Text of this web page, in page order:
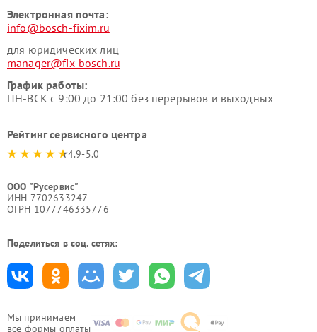
Мы принимаем
все формы оплаты
Электронная почта:
info@bosch-fixim.ru
для юридических лиц
manager@fix-bosch.ru
График работы:
ПН-ВСК с 9:00 до 21:00 без перерывов и выходных
Рейтинг сервисного центра
4.9-5.0
ООО "Русервис"
ИНН 7702633247
ОГРН 1077746335776
Поделиться в соц. сетях: